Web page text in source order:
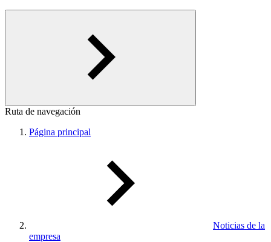
Ruta de navegación
Página principal
Noticias de la
empresa